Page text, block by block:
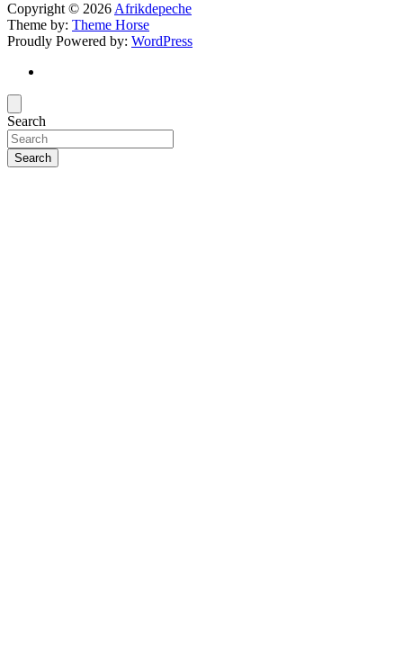
Copyright © 2026 Afrikdepeche
Theme by: Theme Horse
Proudly Powered by: WordPress
Search
Search